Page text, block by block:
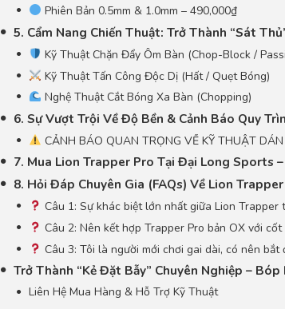
Phiên Bản 0.5mm & 1.0mm – 490,000₫
5. Cẩm Nang Chiến Thuật: Trở Thành “Sát
Kỹ Thuật Chặn Đẩy Ôm Bàn (Chop-Block /
Kỹ Thuật Tấn Công Độc Dị (Hất / Quẹt Bóng)
Nghệ Thuật Cắt Bóng Xa Bàn (Chopping)
6. Sự Vượt Trội Về Độ Bền & Cảnh Báo Quy
CẢNH BÁO QUAN TRỌNG VỀ KỸ THUẬT DÁN
7. Mua Lion Trapper Pro Tại Đại Long Sports
8. Hỏi Đáp Chuyên Gia (FAQs) Về Lion
Câu 1: Sự khác biệt lớn nhất giữa Lion Trapper
Câu 2: Nên kết hợp Trapper Pro bản OX với
Câu 3: Tôi là người mới chơi gai dài, có nên bắt
Trở Thành “Kẻ Đặt Bẫy” Chuyên Nghiệp –
Liên Hệ Mua Hàng & Hỗ Trợ Kỹ Thuật